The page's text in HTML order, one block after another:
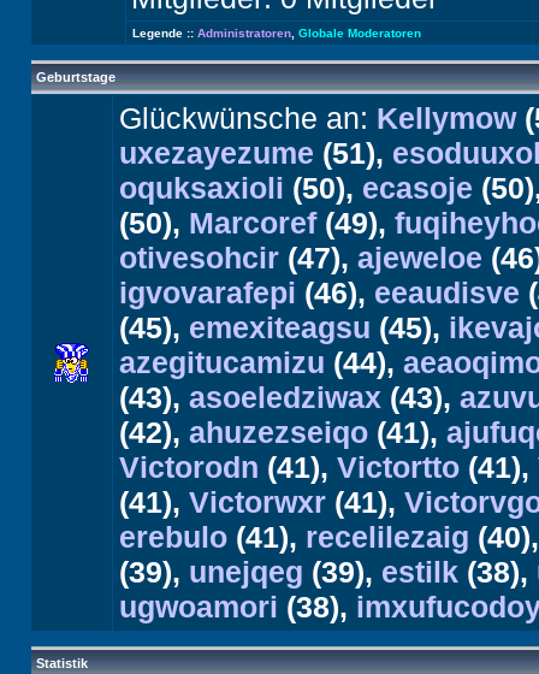
Legende :: Administratoren Globale Moderatoren
Geburtstage
Glückwünsche an: Kellymow
uxezayezume (51),
oquksaxioli (50), ecasoje
(50), Marcoref(49),
otivesohcir (47), ajeweloe
igvovarafepi (46), eeaudisve
(45), emexiteagsu (45),
azegitucamizu (44),
(43), asoeledziwax (43),
(42), ahuzezseiqo (41),
Victorodn (41), Victortto (41),
(41), Victorwxr (41),
erebulo (41), recelilezaig
(39), unejqeg (39), estilk (38),
ugwoamori (38),
Statistik